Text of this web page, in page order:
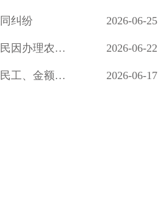
纠纷 2026-06-25
合肥讨债公司成功调解一起中兴社区居民因办理农村房照引发的债务纠纷 2026-06-22
合肥讨债公司成功调解一桩涉及11名农民工、金额达28万余元的劳务欠薪纠纷 2026-06-17